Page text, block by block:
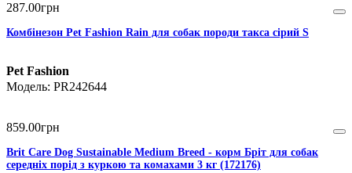
287.00грн
Комбінезон Pet Fashion Rain для собак породи такса сірий S
Pet Fashion
PR242644
859.00грн
Brit Care Dog Sustainable Medium Breed - корм Бріт для собак
середніх порід з куркою та комахами 3 кг (172176)